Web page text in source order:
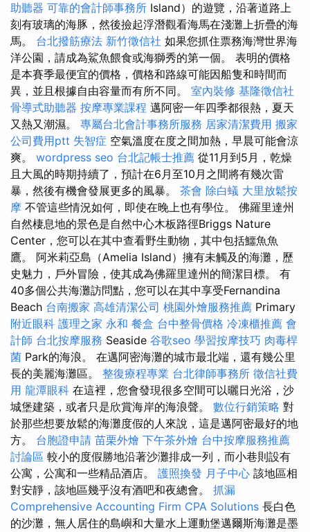
助聽器 可靠的會計師事務所 Island）的遊覽，沿著道路上
刻有玻璃的海豚，然後撿起浮潛觀看海馬在淺灘上折疊的海
馬。 台北撥筋療法 新竹徵信社 如果您抓住票務海灣世界海
洋公園，請成為鯊魚餵食或海獅秀的第一個。 表明的價格
是本賽季最便宜的價格，價格和路線可能因船隻和時間而
異，並且根據自由容量而有所不同。 室內裝修 基隆徵信社
骨導式助聽器 按摩專業課程 邁阿密一年四季都很熱，夏天
又熱又潮濕。 專屬台北會計事務所服務 居家清潔費用 搬家
公司費用ptt 失智症 空氣溫度在度之間加熱，早晨可能會涼
爽。 wordpress seo 台北記帳士推薦 從11月到5月，乾燥
且大風的時期持續了，預計在6月至10月之間將有幾次雷
暴，然後有機會發展更多的風暴。 茶會 除白蟻 大里放鬆按
摩 不管這些情況如何，即使在晚上也有學位。 佛羅里達州
自然棲息地的景色是自然中心木板路徑Briggs Nature
Center，您可以在其中查看野生動物，其中包括鱷魚魚
鷹。 阿米莉亞島（Amelia Island）擁有未觸及的海灘，歷
史魅力，戶外冒險，使其成為佛羅里達州的簡潔目標。 有
40多個公共海灘訪問點，您可以在其中享受Fernandina
Beach 台南搬家 高雄清潔公司 桃園外燴服務推薦 Primary
附近眼科 護理之家 永和 餐盒 台中整骨價格 冷凍櫃推薦 會
計師 台北按摩服務 Seaside 谷歌seo 學習按摩技巧 肉毒桿
菌 Park的海浪。 在邁阿密海灘的城市最北端，還有幾公里
長的美麗海灘區。 整復療程專業 台北律師事務所 徵信社費
用 龍潭眼科 在這裡，您會發現很多空間可以曬日光浴，沙
城堡建築，或者只是欣賞海岸的海浪聲。 數位行銷策略 對
於那些想要放鬆的海灘度假的人來說，這是邁阿密最好的地
方。 台胞證申請 苗栗外燴 下午茶外燴 台中按摩服務推薦
討論區 較小的度假勝地沿著沙灘排成一列，而小巷則設有
公寓，公寓和一些精品酒店。 護照換發 月子中心 該地區相
對安靜，該地區幾乎沒有酒吧和夜總會。 抓漏
Comprehensive Accounting Firm CPA Solutions 長白色
的沙灘，無人居住的島嶼和大量水上運動堡邁爾斯海灘是墨